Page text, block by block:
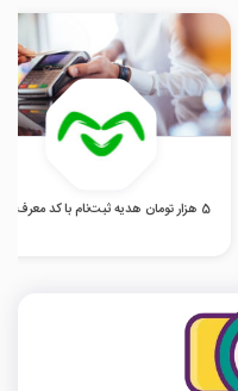
5 هزار تومان هدیه ثبت‌نام با کد معرف اومو